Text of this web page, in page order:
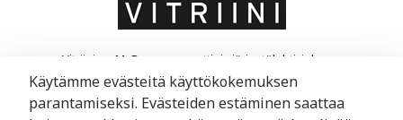
Vitriini on MaRa ry:n ammatti- ja järjestölehti, joka on
suunnattu matkailu- ja ravintola-alan yrittäjille ja
liikkeenjohdolle. Vitriini kertoo yrityksistä ja niiden
toimintaympäristöstä.
Käytämme evästeitä käyttökokemuksen
parantamiseksi. Evästeiden estäminen saattaa